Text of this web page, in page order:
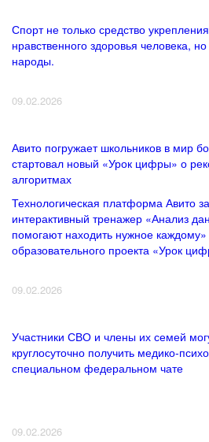
Спорт не только средство
нравственного здоровья человека,
народы.
09.02.2026
Авито погружает школьников в мир
стартовал новый «Урок цифры» о
алгоритмах
Технологическая платформа Авито
интерактивный тренажер «Анализ
помогают находить нужное каждому»
образовательного проекта «Урок
09.02.2026
Участники СВО и члены их семей
круглосуточно получить медико-
специальном федеральном чате
09.02.2026